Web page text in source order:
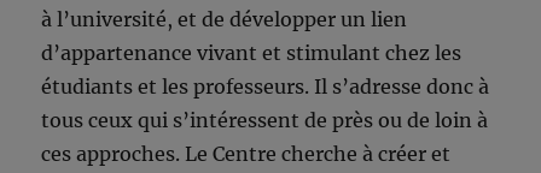
à l’université, et de développer un lien
d’appartenance vivant et stimulant chez les
étudiants et les professeurs. Il s’adresse donc à
tous ceux qui s’intéressent de près ou de loin à
ces approches. Le Centre cherche à créer et